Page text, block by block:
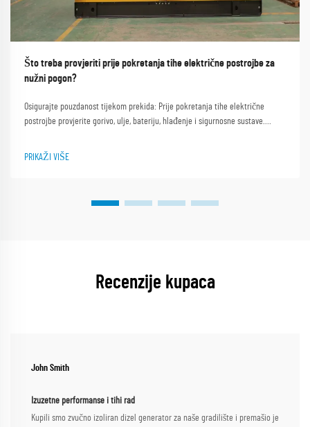
Što treba provjeriti prije pokretanja tihe električne postrojbe za
nužni pogon?
Osigurajte pouzdanost tijekom prekida: Prije pokretanja tihe električne
postrojbe provjerite gorivo, ulje, bateriju, hlađenje i sigurnosne sustave.
PRIKAŽI VIŠE
Recenzije kupaca
John Smith
Izuzetne performanse i tihi rad
Kupili smo zvučno izoliran dizel generator za naše gradilište i premašio je